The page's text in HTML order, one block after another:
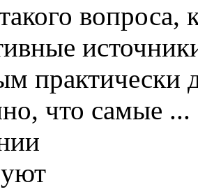
вопроса,
практически
что самые ...